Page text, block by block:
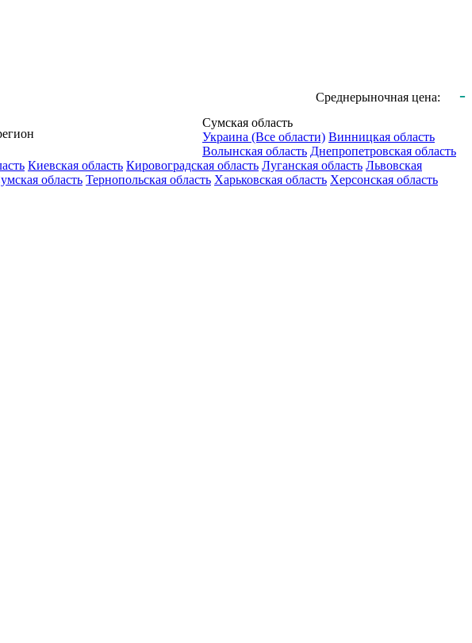
Среднерыночная цена: -
Сумская область
Украина (Все области) Винницкая область
Волынская область Днепропетровская область
Киевская область Кировоградская область Луганская область Львовская
область Тернопольская область Харьковская область Херсонская область